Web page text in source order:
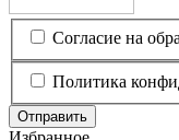
Согласие на
Политика
Отправить